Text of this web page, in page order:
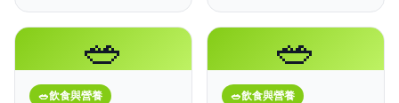
的個人反應。
🥗
🥗飲食與營養
🥗
🥗飲食與營養